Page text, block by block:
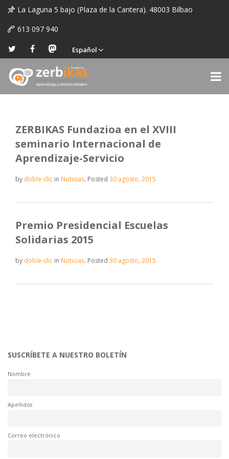
La Laguna 5 bajo (Plaza de la Cantera). 48003 Bilbao
613 097 940
Español
ZERBIKAS Fundazioa en el XVIII
seminario Internacional de
Aprendizaje-Servicio
by doble-clic in Noticias. Posted 30 agosto, 2015
Premio Presidencial Escuelas
Solidarias 2015
by doble-clic in Noticias. Posted 30 agosto, 2015
SUSCRÍBETE A NUESTRO BOLETÍN
Nombre
Apellidos
Correo electrónico